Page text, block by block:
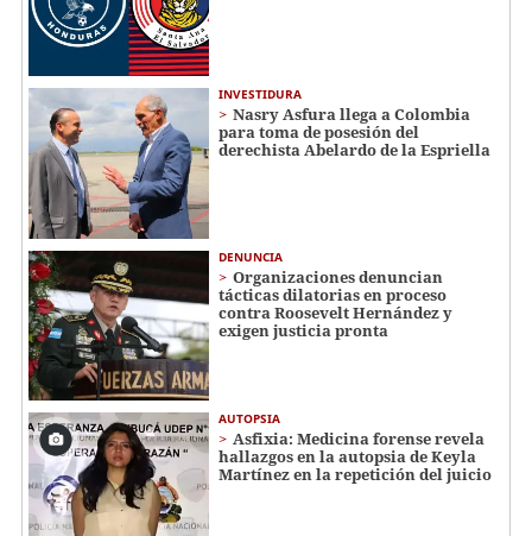
INVESTIDURA
Nasry Asfura llega a Colombia
para toma de posesión del
derechista Abelardo de la Espriella
DENUNCIA
Organizaciones denuncian
tácticas dilatorias en proceso
contra Roosevelt Hernández y
exigen justicia pronta
AUTOPSIA
Asfixia: Medicina forense revela
hallazgos en la autopsia de Keyla
Martínez en la repetición del juicio